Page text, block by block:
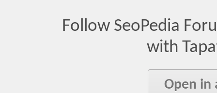
Follow SeoPedia
with
Open in